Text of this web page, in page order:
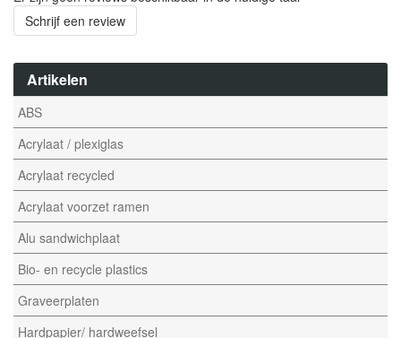
Artikelen
ABS
Acrylaat / plexiglas
Acrylaat recycled
Acrylaat voorzet ramen
Alu sandwichplaat
Bio- en recycle plastics
Graveerplaten
Hardpapier/ hardweefsel
Schrijf een review